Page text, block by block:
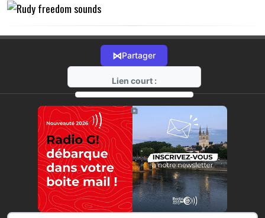
⋈Partager
Lien court :
https://radio-g.fr?14463
⧉